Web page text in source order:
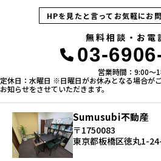
HPを見たと言ってお気軽にお
無料相談・お電
03-
営業時間：9:00〜
定休日：水曜日 ※日曜日がお休みとなる場合が
お知らせをさせていただきます。
Sumusubi不動産
〒1750083
東京都板橋区徳丸1-